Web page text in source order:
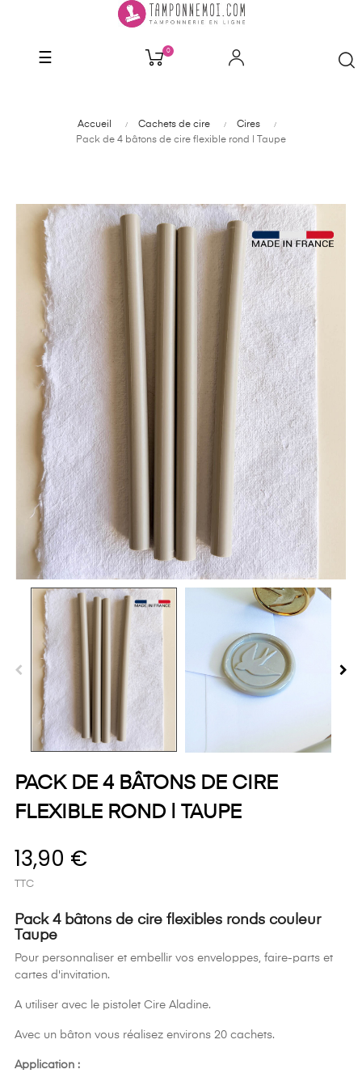
Basculer
☰ 0
Accueil Cachets de cire
Cires
Pack de 4 bâtons de cire flexible rond | Taupe
PACK DE 4 BÂTONS DE CIRE
FLEXIBLE ROND | TAUPE
13,90 €
TTC
Pack 4 bâtons de cire flexibles ronds couleur
Taupe
Pour personnaliser et embellir vos enveloppes, faire-parts et
cartes d'invitation.
A utiliser avec le pistolet Cire Aladine.
Avec un bâton vous réalisez environs 20 cachets.
Application :